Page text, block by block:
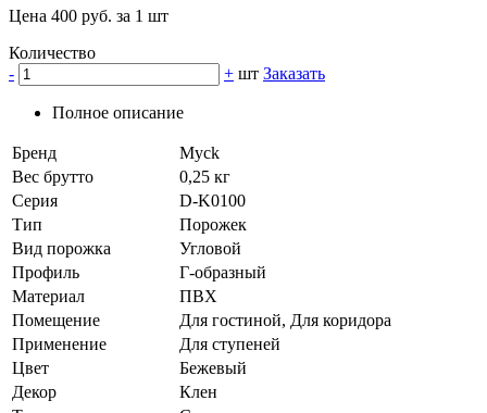
Цена 400 руб. за 1 шт
Количество
-
+ шт Заказать
Полное описание
Бренд
Myck
Вес брутто
0,25 кг
Серия
D-K0100
Тип
Порожек
Вид порожка
Угловой
Профиль
Г-образный
Материал
ПВХ
Помещение
Для гостиной, Для коридора
Применение
Для ступеней
Цвет
Бежевый
Декор
Клен